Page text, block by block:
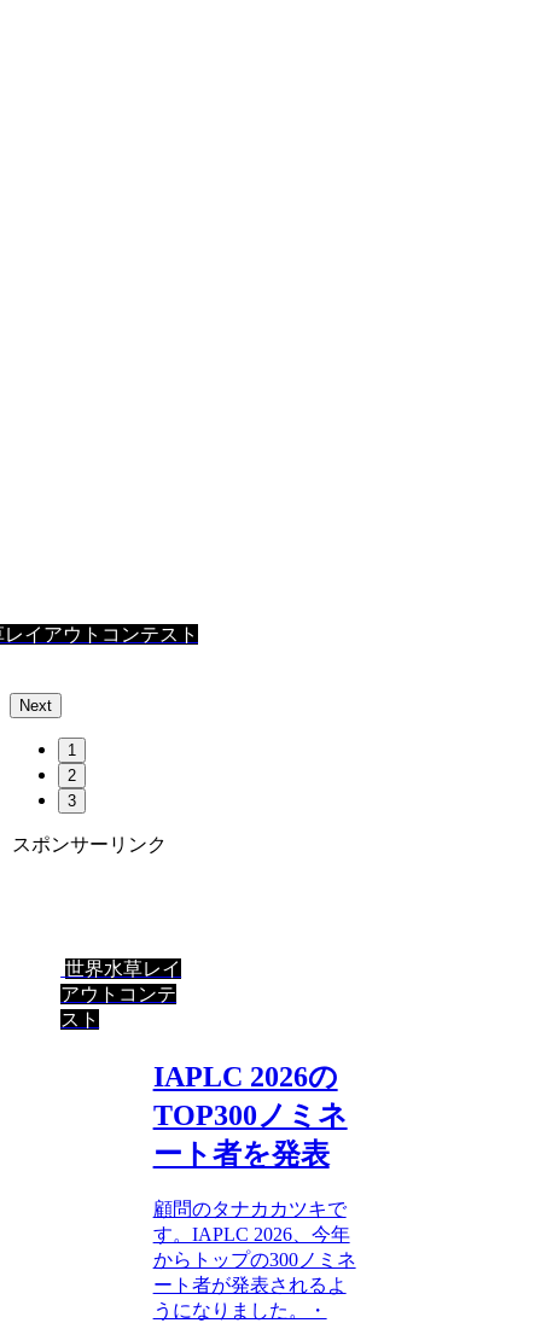
イアウトコンテスト
Next
1
2
3
スポンサーリンク
世界水草レイ
アウトコンテ
スト
IAPLC 2026の
TOP300ノミネ
ート者を発表
顧問のタナカカツキで
す。IAPLC 2026、今年
からトップの300ノミネ
ート者が発表されるよ
うになりました。・